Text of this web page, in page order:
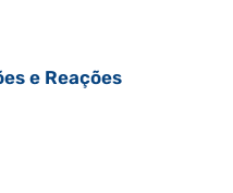
e Reações